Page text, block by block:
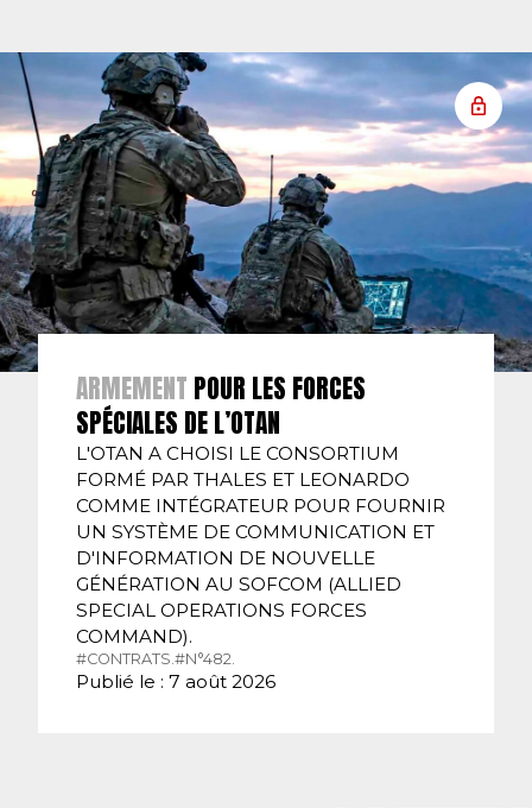
ARMEMENT POUR LES FORCES
SPÉCIALES DE L’OTAN
L'OTAN A CHOISI LE CONSORTIUM
FORMÉ PAR THALES ET LEONARDO
COMME INTÉGRATEUR POUR FOURNIR
UN SYSTÈME DE COMMUNICATION ET
D'INFORMATION DE NOUVELLE
GÉNÉRATION AU SOFCOM (ALLIED
SPECIAL OPERATIONS FORCES
COMMAND).
#CONTRATS. #N°482.
Publié le : 7 août 2026